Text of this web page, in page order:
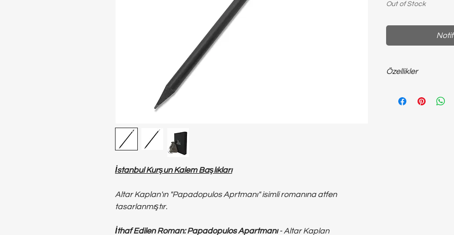
İstanbul Kurşun Kalem Başlıkları
Altar Kaplan'ın "Papadopulos Aprtmanı" isimli romanına atfen
tasarlanmıştır.
İthaf Edilen Roman: Papadopulos Apartmanı- Altar Kaplan
Out of Stock
Özellikler